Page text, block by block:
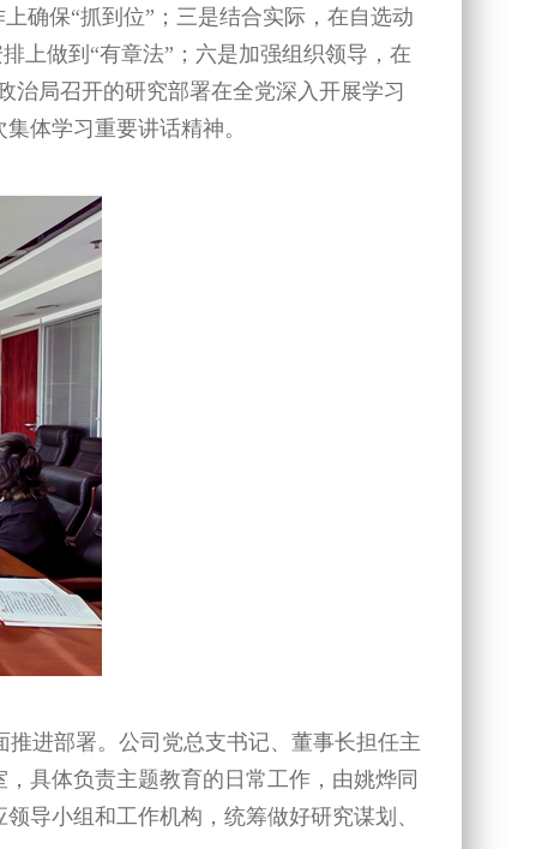
确保“抓到位”；三是结合实际，在自选动
上做到“有章法”；六是加强组织领导，在
治局召开的研究部署在全党深入开展学习
体学习重要讲话精神。
进部署。公司党总支书记、董事长担任主
具体负责主题教育的日常工作，由姚烨同
导小组和工作机构，统筹做好研究谋划、